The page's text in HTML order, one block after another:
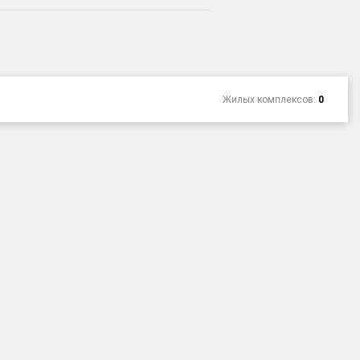
Жилых комплексов: 0